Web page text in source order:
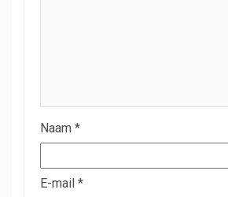
Naam *
E-mail *